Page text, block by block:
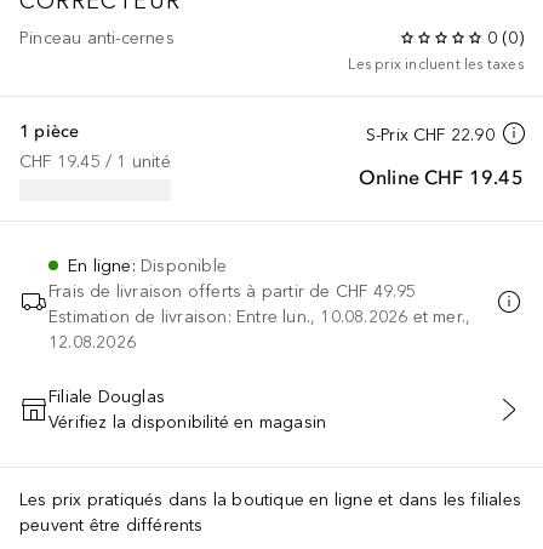
Pinceau anti-cernes 0 (0)
Les prix incluent les taxes
S-Prix CHF 22.90
Online CHF 19.45
1 pièce
CHF 19.45 / 1 unité
En ligne: Disponible
Frais de livraison offerts à partir de CHF 49.95
Estimation de livraison: Entre lun., 10.08.2026 et mer.,
12.08.2026
AJOUTER AU PANIER
Filiale Douglas
Vérifiez la disponibilité en magasin
Les prix pratiqués dans la boutique en ligne et dans les filiales
peuvent être différents